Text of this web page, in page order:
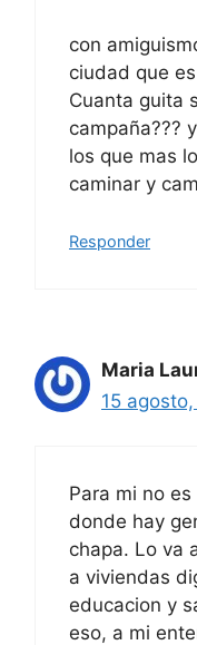
con
ciudad que
Cuanta guita
campaña???
los que mas
caminar y
Responder
Maria
15
Para mi no
donde hay
chapa. Lo va
a viviendas
educacion y
eso, a mi